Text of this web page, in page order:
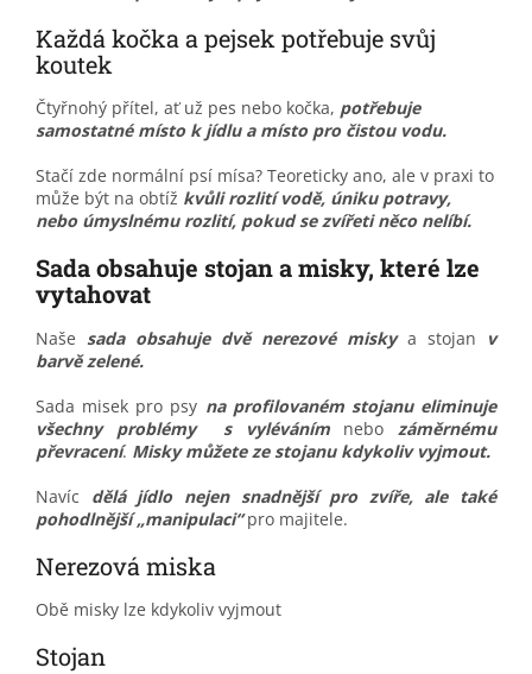
Každá kočka a pejsek potřebuje svůj
koutek
Čtyřnohý přítel, ať už pes nebo kočka, potřebuje
samostatné místo k jídlu a místo pro čistou vodu.
Stačí zde normální psí mísa? Teoreticky ano, ale v praxi to
může být na obtíž kvůli rozlití vodě, úniku potravy,
nebo úmyslnému rozlití, pokud se zvířeti něco nelíbí.
Sada obsahuje stojan a misky, které lze
vytahovat
Naše sada obsahuje dvě nerezové miskya stojan
v
barvě zelené.
Sada misek pro psy na profilovaném stojanu eliminuje
všechny problémy s vylévánímnebo záměrnému
převracení. Misky můžete ze stojanu kdykoliv vyjmout.
Navíc dělá jídlo nejen snadnější pro zvíře, ale také
pohodlnější „manipulaci“pro majitele.
Nerezová miska
Obě misky lze kdykoliv vyjmout
Stojan